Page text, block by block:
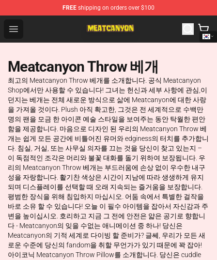
FREE shipping on orders over $100
Open menu
MeatCanyon Shop - Official MeatCanyon Merchandise
Meatcanyon Throw 베개
최고의 Meatcanyon Throw 베개를 소개합니다. 공식 Meatcanyon
Shop에서만 사용할 수 있습니다! 그녀는 헌신과 세부 사항에 관심,이
던지는 베개는 전체 새로운 방식으로 삶에 Meatcanyon에 대한 사랑
을 가져올 것이다. Plush 아직 확고한, 그것은 전 세계적으로 수백만
명의 팬을 모금 한 아이콘 예술 스타일을 보여주는 동안 탁월한 편안
함을 제공합니다. 마음으로 디자인 된 우리의 Meatcanyon Throw 베
개는 쉽게 모든 공간에 비틀어진 유머와 edginess의 터치를 추가합니
다. 침실, 거실, 또는 사무실 의자를 끄는 것을 당신이 찾고 있는지 –
이 독점적인 조각은 머리와 불꽃 대화를 돌기 위하여 보장됩니다. 우
리의 Meatcanyon Throw 베개는 부드러움에 손상 없이 우수한 내구
성을 자랑합니다. 활기찬 색상은 시간이 지남에 따라 생생하게 유지
되며 디스플레이를 선택할 때 오래 지속되는 즐거움을 보장합니다.
평범한 장식을 위해 침입하지 마십시오. 어둠 속에서 특별한 걸작을
바로 소유 할 수 있습니다! 오늘 이 필수 아이템을 잡아서 자신감과 주
변을 높이십시오. 호리하고 지금 그 전에 안전은 얇은 공기로 향합니
다 - Meatcanyon의 잊을 수없는 애니메이션 중 하나! 당신은
Meatcanyon의 기적 세계로 다이빙 할 준비가? 글쎄, 우리가 모든 새
로운 수준에 당신의 fandom을 취할 무언가가 있기 때문에 꽉 잡아!
아이코닉 Meatcanyon Throw Pillow를 소개합니다. 당신은 cuddle